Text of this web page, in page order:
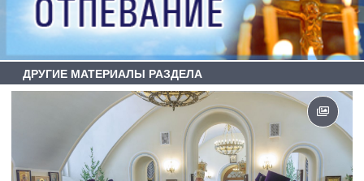
ДРУГИЕ МАТЕРИАЛЫ РАЗДЕЛА